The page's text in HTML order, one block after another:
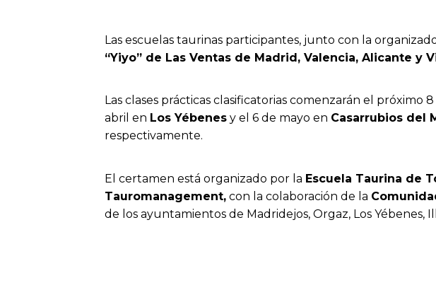
Las escuelas taurinas participantes, junto con la
“Yiyo” de Las Ventas de Madrid, Valencia, Alicante y
Las clases prácticas clasificatorias comenzarán el próximo
abril en Los Yébenes y el 6 de mayo en Casarrubios del
respectivamente.
El certamen está organizado por la Escuela Taurina de
Tauromanagement, con la colaboración de la
de los ayuntamientos de Madridejos, Orgaz, Los Yébenes,